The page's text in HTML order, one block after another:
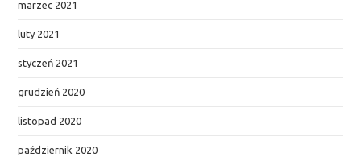
marzec 2021
luty 2021
styczeń 2021
grudzień 2020
listopad 2020
październik 2020